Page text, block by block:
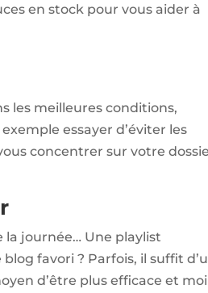
en stock pour vous aider à
les meilleures conditions,
essayer d’éviter les
concentrer sur votre
la journée… Une playlist
favori ? Parfois, il suffit
d’être plus efficace et